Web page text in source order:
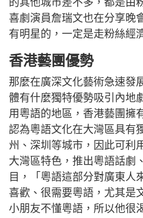
的其他城市差不多，都是由
喜劇演員詹瑞文也在分享晚
有明星的，一定是走粉絲經
香港藝團優勢
那麼在廣深文化藝術急速發
體有什麼獨特優勢吸引內地
用粵語的地區，香港藝團擁
認為粵語文化在大灣區具有
州、深圳等城市，因此可利
大灣區特色，推出粵語話劇
目，「粵語這部分對廣東人
喜歡、很需要粵語，尤其是
小朋友不懂粵語，所以他很